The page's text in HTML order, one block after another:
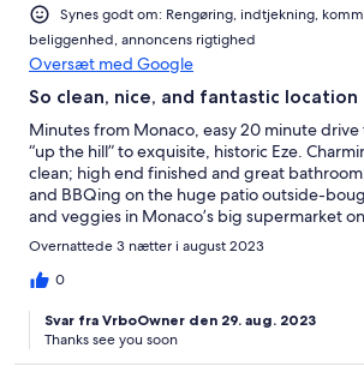
Synes godt om: Rengøring, indtjekning,
beliggenhed, annoncens rigtighed
Oversæt med Google
So clean, nice, and fantastic location
Minutes from Monaco, easy 20 minute drive
“up the hill” to exquisite, historic Eze.
clean; high end finished and great
and BBQing on the huge patio outside-
and veggies in Monaco’s big supermarket
We would definitely stay here agai!
Overnattede 3 nætter i august 2023
0
Svar fra VrboOwner den 29. aug. 2023
Thanks see you soon